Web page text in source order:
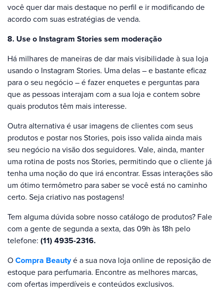
você quer dar mais destaque no perfil e ir modificando de
acordo com suas estratégias de venda.
8. Use o Instagram Stories sem moderação
Há milhares de maneiras de dar mais visibilidade à sua loja
usando o Instagram Stories. Uma delas – e bastante eficaz
para o seu negócio – é fazer enquetes e perguntas para
que as pessoas interajam com a sua loja e contem sobre
quais produtos têm mais interesse.
Outra alternativa é usar imagens de clientes com seus
produtos e postar nos Stories, pois isso valida ainda mais
seu negócio na visão dos seguidores. Vale, ainda, manter
uma rotina de posts nos Stories, permitindo que o cliente já
tenha uma noção do que irá encontrar. Essas interações são
um ótimo termômetro para saber se você está no caminho
certo. Seja criativo nas postagens!
Tem alguma dúvida sobre nosso catálogo de produtos? Fale
com a gente de segunda a sexta, das 09h às 18h pelo
telefone: (11) 4935-2316.
O Compra Beautyé a sua nova loja online de reposição de
estoque para perfumaria. Encontre as melhores marcas,
com ofertas imperdíveis e conteúdos exclusivos.